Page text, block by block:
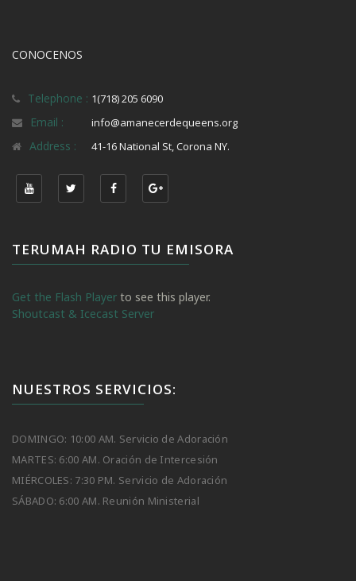
CONOCENOS
Telephone : 1(718) 205 6090
Email : info@amanecerdequeens.org
Address : 41-16 National St, Corona NY.
TERUMAH RADIO TU EMISORA
Get the Flash Player to see this player.
Shoutcast & Icecast Server
NUESTROS SERVICIOS:
DOMINGO: 10:00 AM. Servicio de Adoración
MARTES: 6:00 AM. Oración de Intercesión
MIÉRCOLES: 7:30 PM. Servicio de Adoración
SÁBADO: 6:00 AM. Reunión Ministerial